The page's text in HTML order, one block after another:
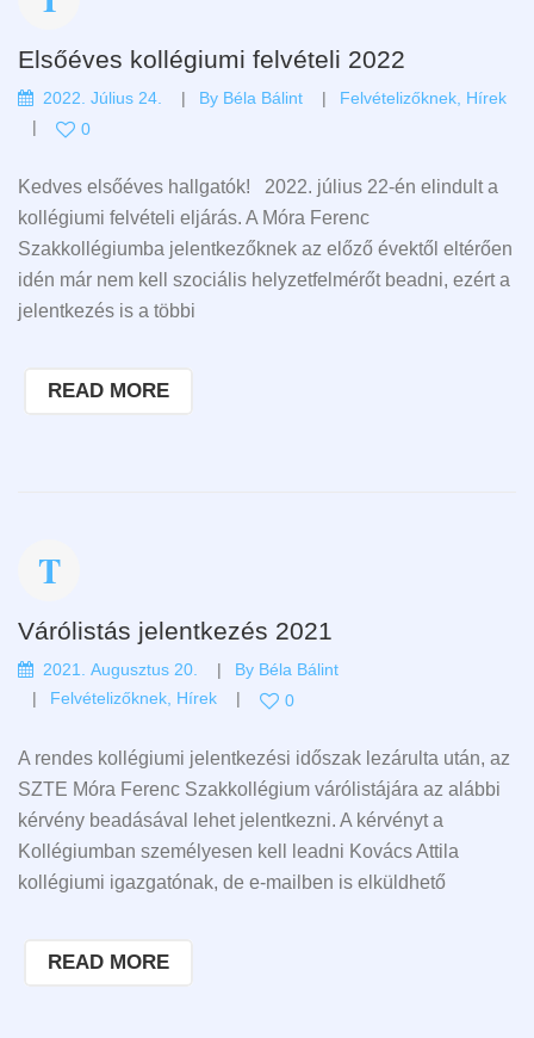
Elsőéves kollégiumi felvételi 2022
2022. Július 24. By Béla Bálint Felvételizőknek, Hírek
0
Kedves elsőéves hallgatók! 2022. július 22-én elindult a
kollégiumi felvételi eljárás. A Móra Ferenc
Szakkollégiumba jelentkezőknek az előző évektől eltérően
idén már nem kell szociális helyzetfelmérőt beadni, ezért a
jelentkezés is a többi
READ MORE
Várólistás jelentkezés 2021
2021. Augusztus 20. By Béla Bálint
Felvételizőknek Hírek 0
A rendes kollégiumi jelentkezési időszak lezárulta után, az
SZTE Móra Ferenc Szakkollégium várólistájára az alábbi
kérvény beadásával lehet jelentkezni. A kérvényt a
Kollégiumban személyesen kell leadni Kovács Attila
kollégiumi igazgatónak, de e-mailben is elküldhető
READ MORE